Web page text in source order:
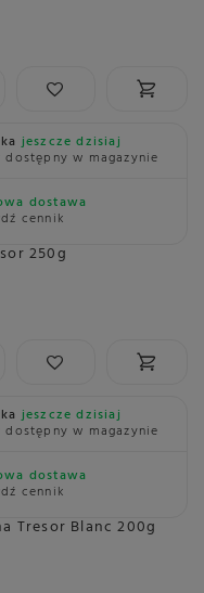
jeszcze dzisiaj
dostępny w magazynie
dostawa
cennik
250g
jeszcze dzisiaj
dostępny w magazynie
dostawa
cennik
Tresor Blanc 200g